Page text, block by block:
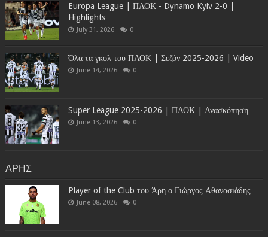
Europa League | ΠΑΟΚ - Dynamo Kyiv 2-0 |
Highlights
July 31, 2026 0
Όλα τα γκολ του ΠΑΟΚ | Σεζόν 2025-2026 | Video
June 14, 2026 0
Super League 2025-2026 | ΠΑΟΚ | Ανασκόπηση
June 13, 2026 0
ΑΡΗΣ
Player of the Club του Άρη ο Γιώργος Αθανασιάδης
June 08, 2026 0